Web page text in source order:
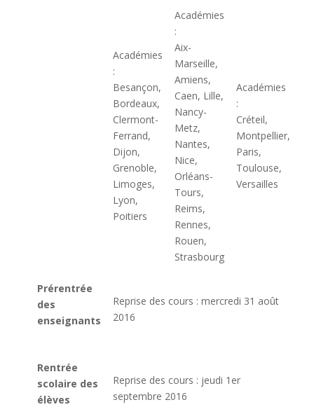
Académies
:
Besançon,
Bordeaux,
Clermont-
Ferrand,
Dijon,
Grenoble,
Limoges,
Lyon,
Poitiers
Académies
:
Aix-
Marseille,
Amiens,
Caen, Lille,
Nancy-
Metz,
Nantes,
Nice,
Orléans-
Tours,
Reims,
Rennes,
Rouen,
Strasbourg
Académies
:
Créteil,
Montpellier,
Paris,
Toulouse,
Versailles
Prérentrée
des
enseignants
Reprise des cours : mercredi 31 août
2016
Rentrée
scolaire des
élèves
Reprise des cours : jeudi 1er
septembre 2016